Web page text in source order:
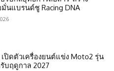
มั่นแบรนด์ชู Racing DNA
เปิดตัวเครื่องยนต์แข่ง Moto2 รุ่น
บฤดูกาล 2027